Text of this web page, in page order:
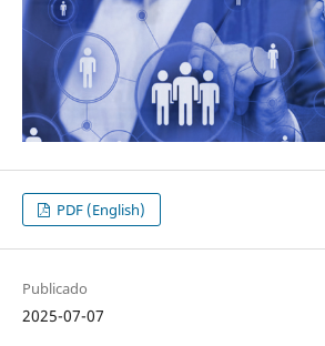
PDF (English)
Publicado
2025-07-07